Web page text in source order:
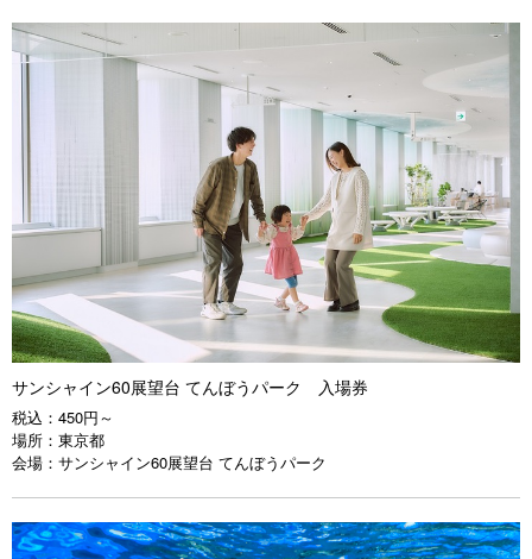
サンシャイン60展望台 てんぼうパーク 入場券
税込： 450円～
場所： 東京都
会場： サンシャイン60展望台 てんぼうパーク